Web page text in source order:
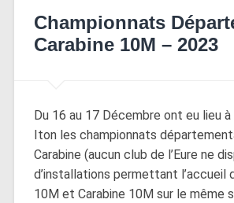
Championnats
Carabine 10M – 2023
Du 16 au 17 Décembre ont eu lieu à
Iton les championnats
Carabine (aucun club de l’Eure ne
d’installations permettant l’accueil
10M et Carabine 10M sur le même